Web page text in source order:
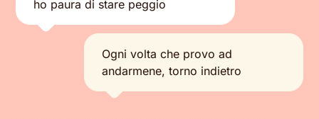
ho paura di stare peggio
Ogni volta che provo ad
andarmene, torno indietro